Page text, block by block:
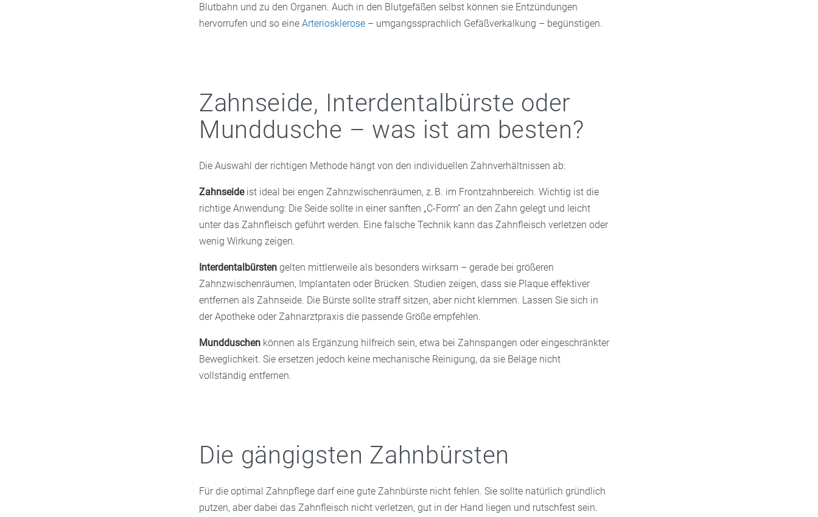
Blutbahn und zu den Organen. Auch in den Blutgefäßen selbst können sie Entzündungen
hervorrufen und so eine Arteriosklerose– umgangssprachlich Gefäßverkalkung – begünstigen.
Zahnseide, Interdentalbürste oder
Munddusche – was ist am besten?
Die Auswahl der richtigen Methode hängt von den individuellen Zahnverhältnissen ab:
Zahnseideist ideal bei engen Zahnzwischenräumen, z. B. im Frontzahnbereich. Wichtig ist die
richtige Anwendung: Die Seide sollte in einer sanften „C-Form“ an den Zahn gelegt und leicht
unter das Zahnfleisch geführt werden. Eine falsche Technik kann das Zahnfleisch verletzen oder
wenig Wirkung zeigen.
Interdentalbürstengelten mittlerweile als besonders wirksam – gerade bei größeren
Zahnzwischenräumen, Implantaten oder Brücken. Studien zeigen, dass sie Plaque effektiver
entfernen als Zahnseide. Die Bürste sollte straff sitzen, aber nicht klemmen. Lassen Sie sich in
der Apotheke oder Zahnarztpraxis die passende Größe empfehlen.
Mundduschenkönnen als Ergänzung hilfreich sein, etwa bei Zahnspangen oder eingeschränkter
Beweglichkeit. Sie ersetzen jedoch keine mechanische Reinigung, da sie Beläge nicht
vollständig entfernen.
Die gängigsten Zahnbürsten
Für die optimal Zahnpflege darf eine gute Zahnbürste nicht fehlen. Sie sollte natürlich gründlich
putzen, aber dabei das Zahnfleisch nicht verletzen, gut in der Hand liegen und rutschfest sein.